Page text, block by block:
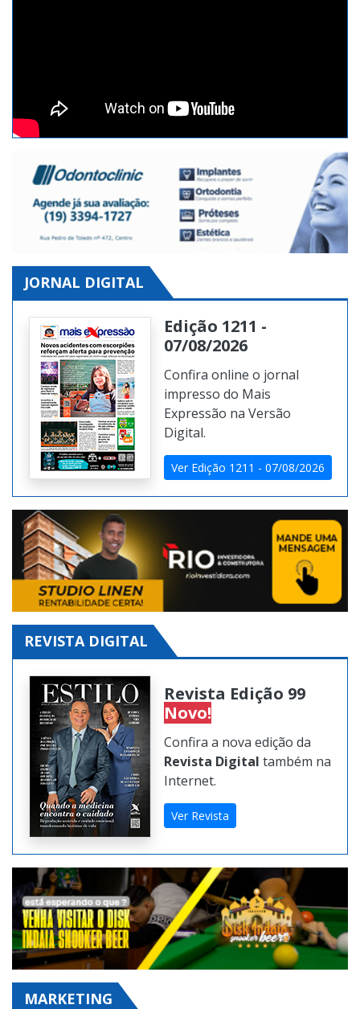
JORNAL DIGITAL
Edição 1211 -
07/08/2026
Confira online o jornal
impresso do Mais
Expressão na Versão
Digital.
Ver Edição 1211 - 07/08/2026
REVISTA DIGITAL
Revista Edição 99
Novo!
Confira a nova edição da
Revista Digital também na
Internet.
Ver Revista
MARKETING